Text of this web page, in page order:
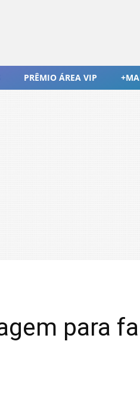
PRÊMIO ÁREA VIP
para